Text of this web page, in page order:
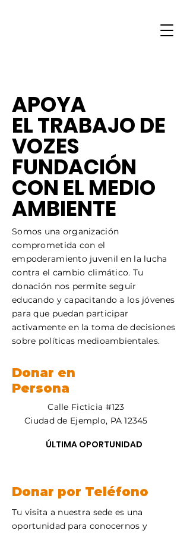
APOYA
EL TRABAJO DE
VOZES
FUNDACIÓN
CON EL MEDIO
AMBIENTE
Somos una organización
comprometida con el
empoderamiento juvenil en la lucha
contra el cambio climático. Tu
donación nos permite seguir
educando y capacitando a los jóvenes
para que puedan participar
activamente en la toma de decisiones
sobre políticas medioambientales.
Donar en
Persona
Calle Ficticia #123
Ciudad de Ejemplo, PA 12345
ÚLTIMA OPORTUNIDAD
Donar por Teléfono
Tu visita a nuestra sede es una
oportunidad para conocernos y